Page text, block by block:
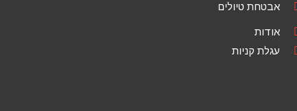
אבטחת טיולים
אודות
עגלת קניות